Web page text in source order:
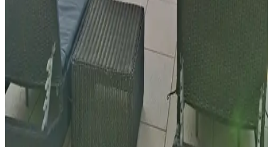
Haustiere verboten
Gesprochene Sprachen
Englisch
Ausstattung